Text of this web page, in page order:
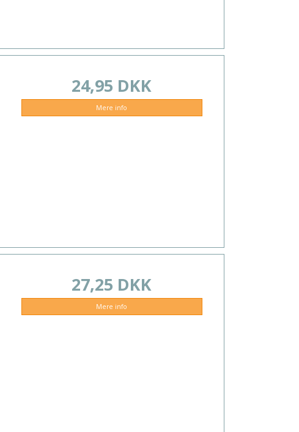
24,95 DKK
Mere info
27,25 DKK
Mere info